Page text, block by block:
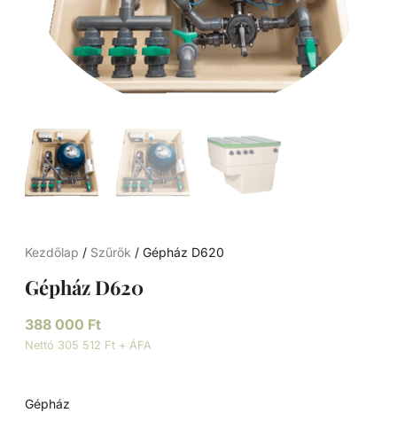
Kezdőlap / Szűrők / Gépház D620
Gépház D620
388 000 Ft
Nettó 305 512 Ft + ÁFA
Gépház